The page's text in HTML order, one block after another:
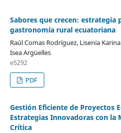
Sabores que crecen: estrategia
gastronomía rural ecuatoriana
Raúl Comas Rodríguez, Lisenia
Isea Argüelles
e5292
PDF
Gestión Eficiente de Proyectos
Estrategias Innovadoras con la
Crítica